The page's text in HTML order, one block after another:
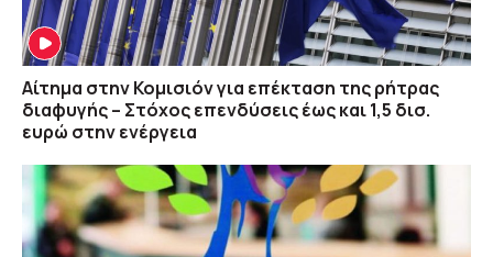
Αίτημα στην Κομισιόν για επέκταση της ρήτρας
διαφυγής – Στόχος επενδύσεις έως και 1,5 δισ.
ευρώ στην ενέργεια